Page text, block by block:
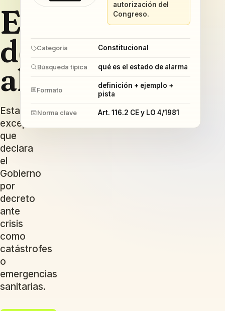
Estado
de
alarma
Estado
excepcional
que
declara
el
Gobierno
por
decreto
ante
crisis
como
catástrofes
o
emergencias
sanitarias.
autorización del
Congreso.
Categoría Constitucional
Búsqueda típica qué es el estado de alarma
Formato
definición + ejemplo +
pista
Norma clave Art. 116.2 CE y LO 4/1981